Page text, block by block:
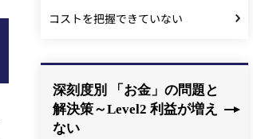
コストを把握できていない
深刻度別 「お金」の問題と
解決策～Level2 利益が増え
ない